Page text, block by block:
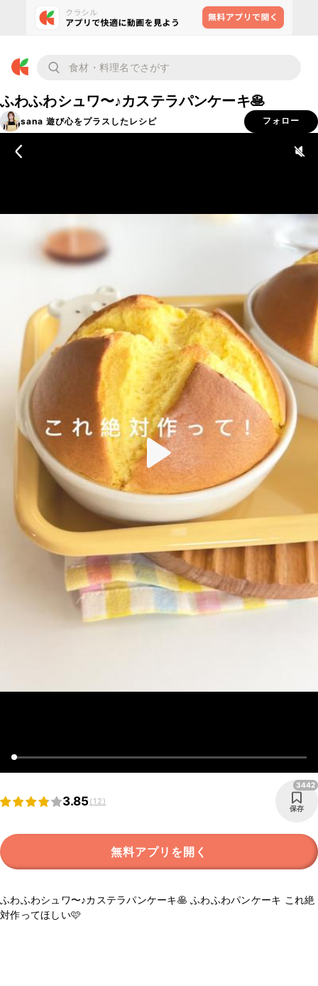
ふわふわシュワ〜♪カステラパンケーキ🥞
sana 遊び心をプラスしたレシピ フォロー
3.85(12)
保存
3442
無料アプリを開く
ふわふわシュワ〜♪カステラパンケーキ🥞 ふわふわパンケーキ これ絶
対作ってほしい🩷